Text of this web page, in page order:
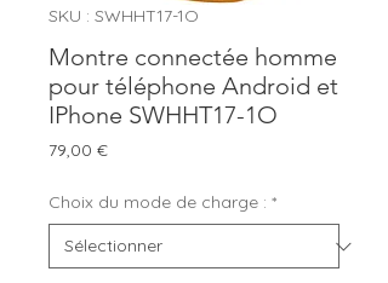
SKU : SWHHT17-1O
Montre connectée homme
pour téléphone Android et
IPhone SWHHT17-1O
79,00 €Prix
Choix du mode de charge : *